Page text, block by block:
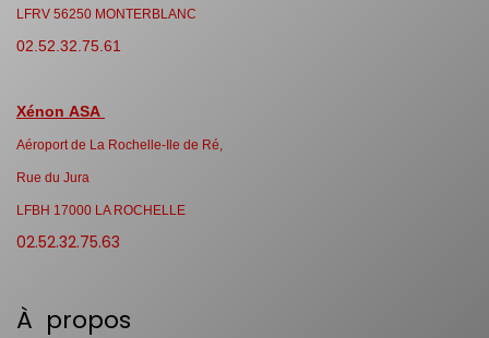
LFRV 56250 MONTERBLANC
02.52.32.75.61
Xénon ASA
Aéroport de La Rochelle-Ile de Ré,
Rue du Jura
LFBH 17000 LA ROCHELLE
02.52.32.75.63
À propos